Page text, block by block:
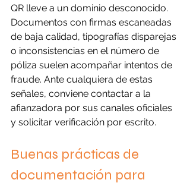
QR lleve a un dominio desconocido.
Documentos con firmas escaneadas
de baja calidad, tipografías disparejas
o inconsistencias en el número de
póliza suelen acompañar intentos de
fraude. Ante cualquiera de estas
señales, conviene contactar a la
afianzadora por sus canales oficiales
y solicitar verificación por escrito.
Buenas prácticas de
documentación para